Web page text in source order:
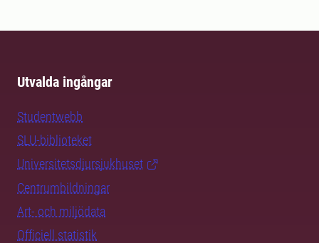
Utvalda ingångar
Studentwebb
SLU-biblioteket
Universitetsdjursjukhuset
Centrumbildningar
Art- och miljödata
Officiell statistik